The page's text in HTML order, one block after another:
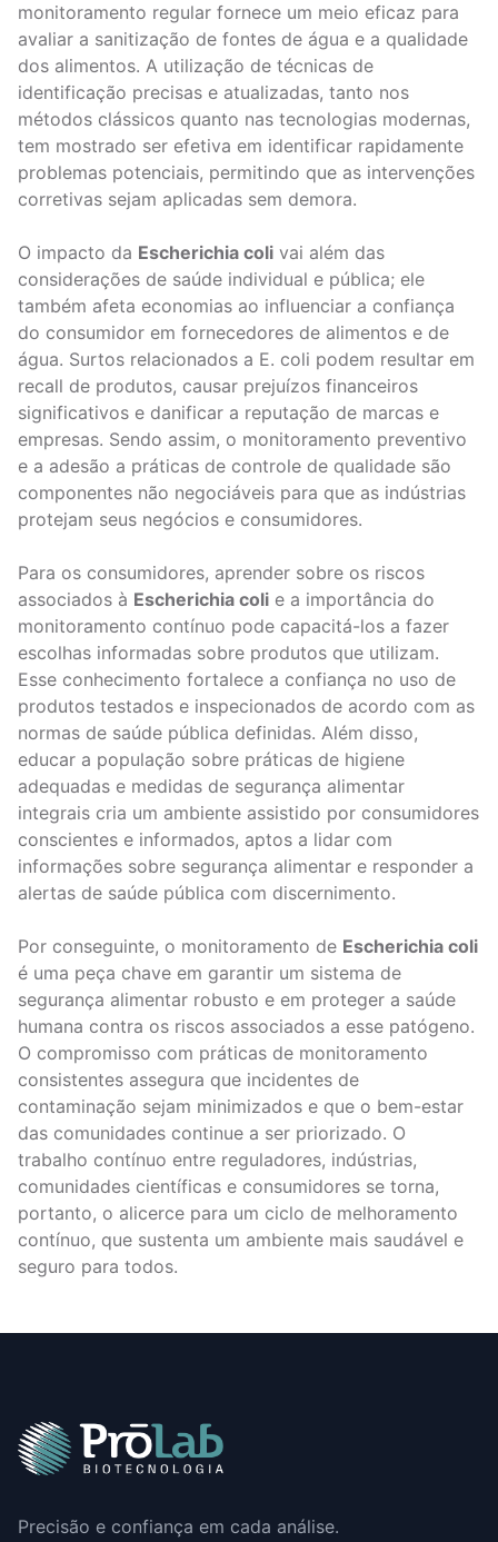
monitoramento regular fornece um meio eficaz para
avaliar a sanitização de fontes de água e a qualidade
dos alimentos. A utilização de técnicas de
identificação precisas e atualizadas, tanto nos
métodos clássicos quanto nas tecnologias modernas,
tem mostrado ser efetiva em identificar rapidamente
problemas potenciais, permitindo que as intervenções
corretivas sejam aplicadas sem demora.
O impacto da Escherichia coli vai além das
considerações de saúde individual e pública; ele
também afeta economias ao influenciar a confiança
do consumidor em fornecedores de alimentos e de
água. Surtos relacionados a E. coli podem resultar em
recall de produtos, causar prejuízos financeiros
significativos e danificar a reputação de marcas e
empresas. Sendo assim, o monitoramento preventivo
e a adesão a práticas de controle de qualidade são
componentes não negociáveis para que as indústrias
protejam seus negócios e consumidores.
Para os consumidores, aprender sobre os riscos
associados à Escherichia coli e a importância do
monitoramento contínuo pode capacitá-los a fazer
escolhas informadas sobre produtos que utilizam.
Esse conhecimento fortalece a confiança no uso de
produtos testados e inspecionados de acordo com as
normas de saúde pública definidas. Além disso,
educar a população sobre práticas de higiene
adequadas e medidas de segurança alimentar
integrais cria um ambiente assistido por consumidores
conscientes e informados, aptos a lidar com
informações sobre segurança alimentar e responder a
alertas de saúde pública com discernimento.
Por conseguinte, o monitoramento de Escherichia coli
é uma peça chave em garantir um sistema de
segurança alimentar robusto e em proteger a saúde
humana contra os riscos associados a esse patógeno.
O compromisso com práticas de monitoramento
consistentes assegura que incidentes de
contaminação sejam minimizados e que o bem-estar
das comunidades continue a ser priorizado. O
trabalho contínuo entre reguladores, indústrias,
comunidades científicas e consumidores se torna,
portanto, o alicerce para um ciclo de melhoramento
contínuo, que sustenta um ambiente mais saudável e
seguro para todos.
Precisão e confiança em cada análise.